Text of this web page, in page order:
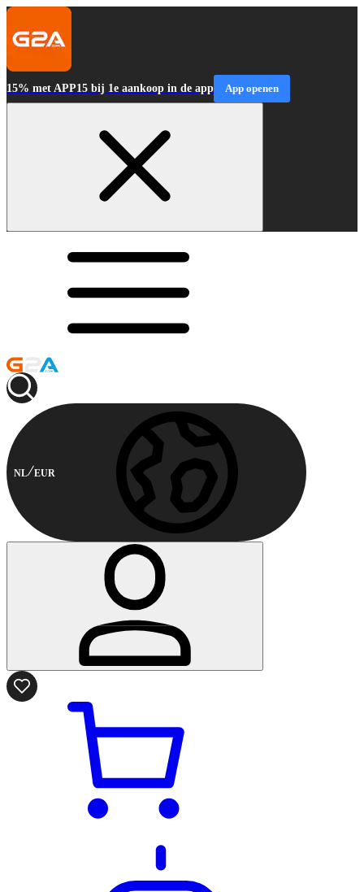
15% met APP15 bij 1e aankoop in de app App openen
NL EUR